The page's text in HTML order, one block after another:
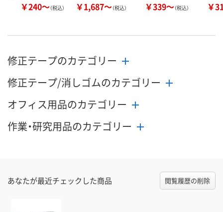
￥240～（税込） ￥1,687～（税込） ￥339～（税込） ￥
修正テープのカテゴリー
修正テープ/消しゴムのカテゴリー
オフィス用品のカテゴリー
作業・研究用品のカテゴリー
あなたが最近チェックした商品 閲覧履歴の削除